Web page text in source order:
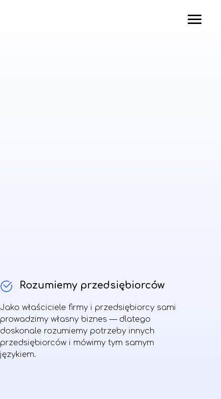
Rozumiemy przedsiębiorców
Jako właściciele firmy i przedsiębiorcy sami
prowadzimy własny biznes — dlatego
doskonale rozumiemy potrzeby innych
przedsiębiorców i mówimy tym samym
językiem.